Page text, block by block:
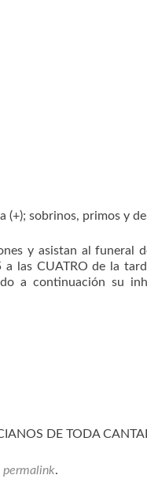
(+); sobrinos, primos y
y asistan al funeral
las CUATRO de la
a continuación su
DE TODA
permalink.